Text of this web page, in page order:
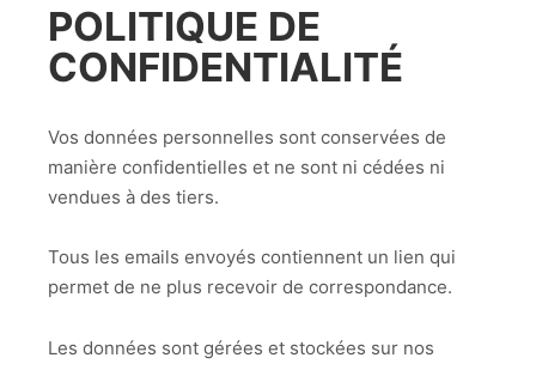
POLITIQUE DE
CONFIDENTIALITÉ
Vos données personnelles sont conservées de
manière confidentielles et ne sont ni cédées ni
vendues à des tiers.
Tous les emails envoyés contiennent un lien qui
permet de ne plus recevoir de correspondance.
Les données sont gérées et stockées sur nos